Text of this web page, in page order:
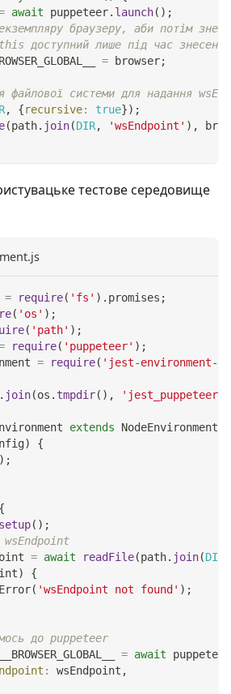
await puppeteer. launch( ) ;
браузеру, аби потім
доступний лише під час
= browser;
файлової системи для надання
, {recursive: true}) ;
(path. join(DIR, 'wsEndpoint' ) ,
тестове середовище
= require( 'fs' ) . promises ;
( 'os' ) ;
( 'path' ) ;
require( 'puppeteer' ) ;
= require( 'jest-environment-
. join(os . tmpdir( ) ,
extends NodeEnvironment
)
{
) ;
{
setup( ) ;
= await readFile(path. join(DIR
)
{
Error( 'wsEndpoint not found' ) ;
до puppeteer
__BROWSER_GLOBAL__ = await puppeteer
: wsEndpoint ,